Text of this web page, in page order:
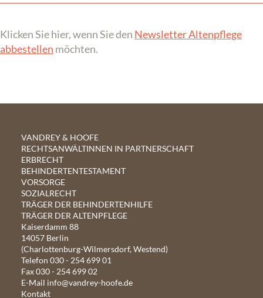
Klicken Sie hier, wenn Sie den Newsletter Altenpflege
abbestellen möchten.
VANDREY & HOOFE
RECHTSANWÄLTINNEN IN PARTNERSCHAFT
ERBRECHT
BEHINDERTENTESTAMENT
VORSORGE
SOZIALRECHT
TRÄGER DER BEHINDERTENHILFE
TRÄGER DER ALTENPFLEGE
Kaiserdamm 88
14057 Berlin
(Charlottenburg-Wilmersdorf, Westend)
Telefon 030 - 254 699 01
Fax 030 - 254 699 02
E-Mail info@vandrey-hoofe.de
Kontakt